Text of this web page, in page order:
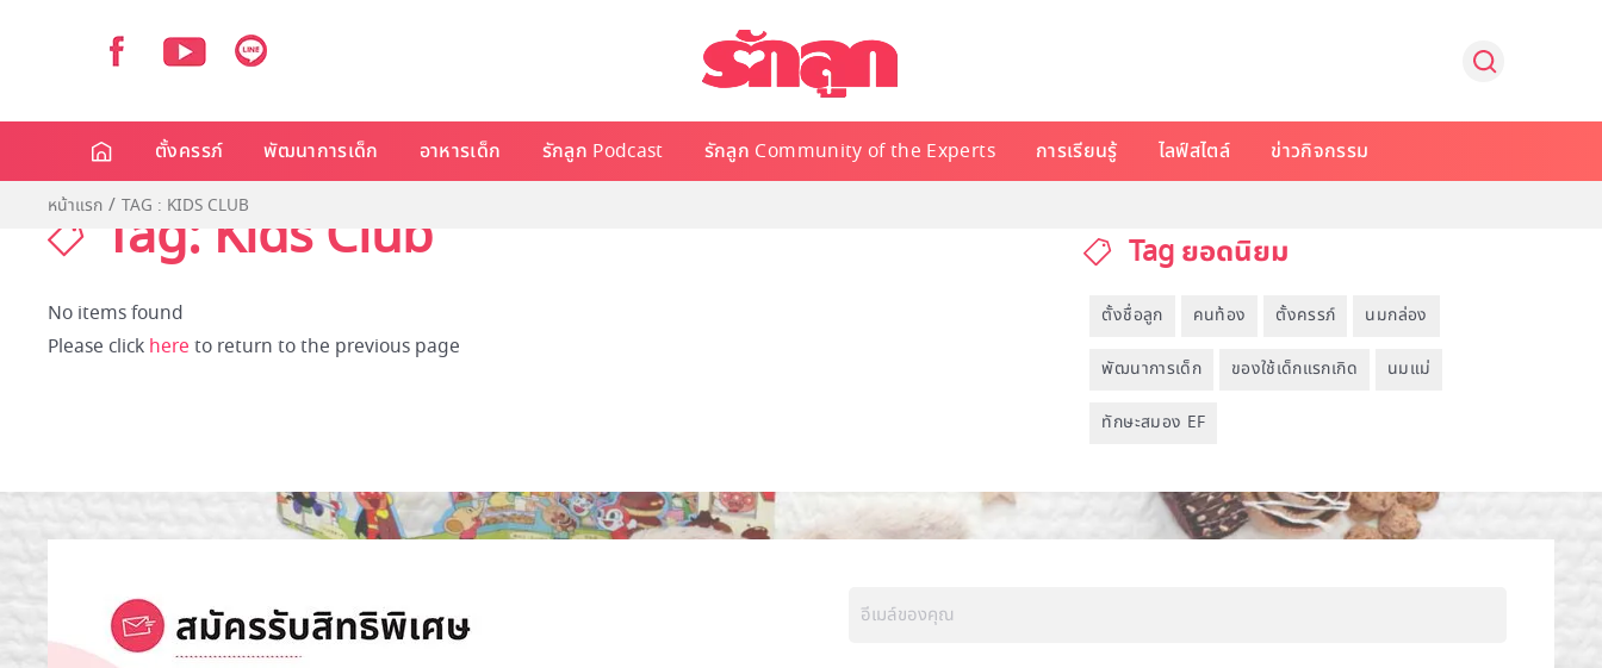
ตั้งครรภ์ พัฒนาการเด็ก อาหารเด็ก รักลูก Podcast รักลูก Community of the Experts การเรียนรู้ ไลฟ์สไตล์ ข่าวกิจกรรม
หน้าแรก TAG : KIDS CLUB
Tag: Kids Club
No items found
Please click here to return to the previous page
Tag ยอดนิยม
ตั้งชื่อลูก คนท้อง ตั้งครรภ์ นมกล่อง
พัฒนาการเด็ก ของใช้เด็กแรกเกิด นมแม่
ทักษะสมอง EF